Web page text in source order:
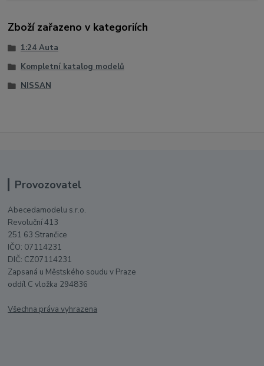
Zboží zařazeno v kategoriích
1:24 Auta
Kompletní katalog modelů
NISSAN
Provozovatel
Abecedamodelu s.r.o.
Revoluční 413
251 63 Strančice
IČO: 07114231
DIČ: CZ07114231
Zapsaná u Městského soudu v Praze
oddíl C vložka 294836
Všechna práva vyhrazena